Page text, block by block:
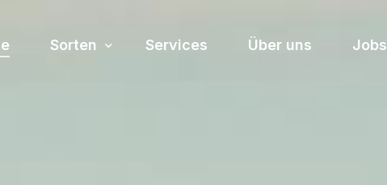
Sorten Services Über uns Jobs